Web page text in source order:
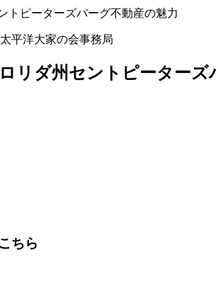
トピーターズバーグ不動産の魅力
平洋大家の会事務局
リダ州セントピーターズ
ちら